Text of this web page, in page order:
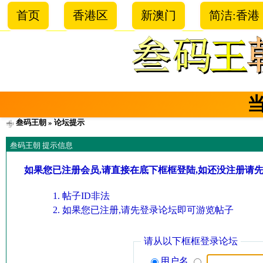
首页 香港区 新澳门 简洁:香港
叁码王朝 » 论坛提示
叁码王朝 提示信息
如果您已注册会员,请直接在底下框框登陆,如还没注册请
帖子ID非法
如果您已注册,请先登录论坛即可游览帖子
请从以下框框登录论坛
用户名